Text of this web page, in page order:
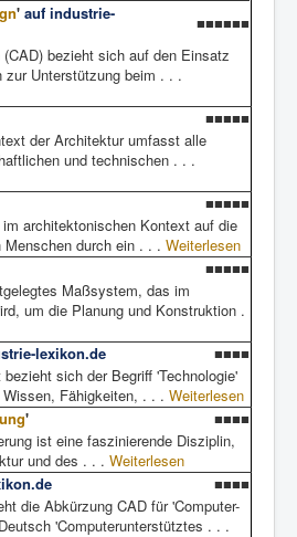
' auf industrie-
■■■■■■
bezieht sich auf den Einsatz
Unterstützung beim . . .
■■■■■
der Architektur umfasst alle
und technischen . . .
■■■■■
architektonischen Kontext auf die
durch ein . . . Weiterlesen
■■■■■
Maßsystem, das im
um die Planung und Konstruktion .
lexikon.de
■■■■
sich der Begriff 'Technologie'
Fähigkeiten, . . . Weiterlesen
'
■■■■
ist eine faszinierende Disziplin,
und des . . . Weiterlesen
■■■■
die Abkürzung CAD für 'Computer-
'Computerunterstütztes . . .